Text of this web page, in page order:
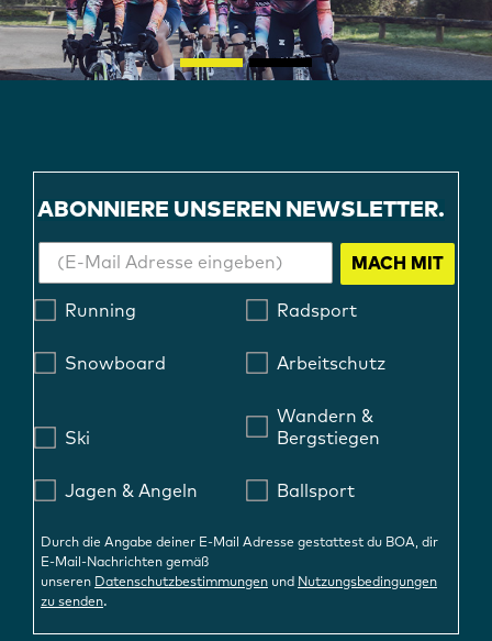
ABONNIERE UNSEREN NEWSLETTER.
MACH MIT
Running Radsport
Snowboard Arbeitschutz
Ski
Wandern &
Bergstiegen
Jagen & Angeln Ballsport
Durch die Angabe deiner E-Mail Adresse gestattest du BOA, dir
E-Mail-Nachrichten gemäß
unseren Datenschutzbestimmungen und Nutzungsbedingungen
zu senden.